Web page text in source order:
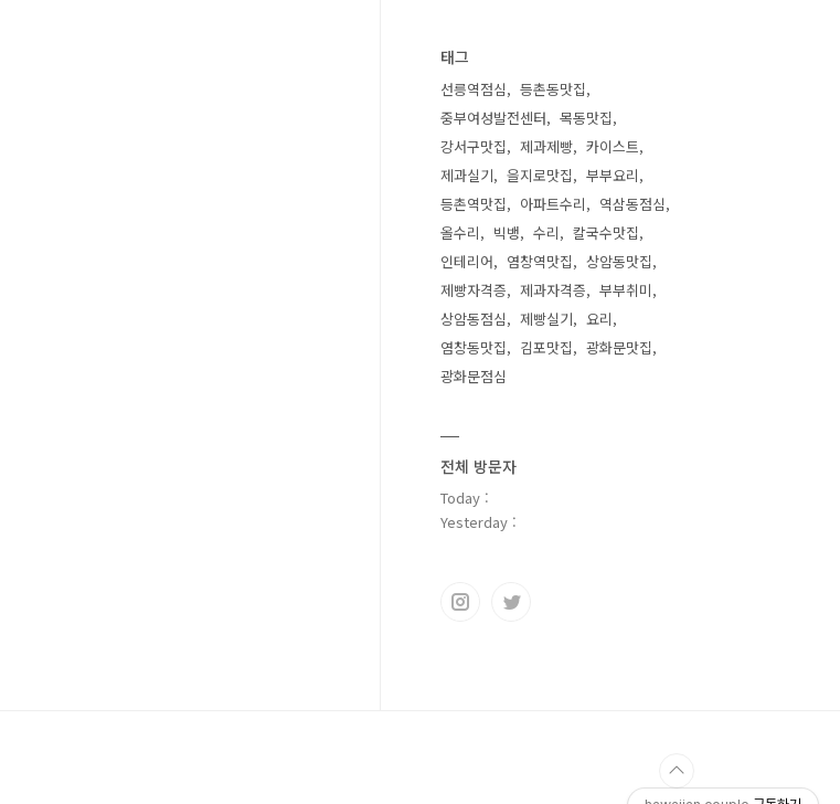
태그
선릉역점심
등촌동맛집
중부여성발전센터
목동맛집
강서구맛집
제과제빵
카이스트
제과실기
을지로맛집
부부요리
등촌역맛집
아파트수리
역삼동점심
올수리
빅뱅 수리
칼국수맛집
인테리어
염창역맛집
상암동맛집
제빵자격증
제과자격증
부부취미
상암동점심
제빵실기
요리
염창동맛집
김포맛집
광화문맛집
광화문점심
전체 방문자
Today :
Yesterday :